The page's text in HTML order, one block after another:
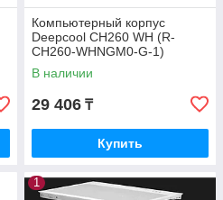
Компьютерный корпус
Deepcool CH260 WH (R-
CH260-WHNGM0-G-1)
В наличии
29 406 ₸
Купить
1